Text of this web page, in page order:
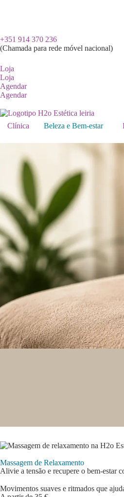
+351 914 370 236
(Chamada para rede móvel nacional)
Loja
Loja
Agendar
Agendar
Clínica Beleza e Bem-estar
Massagem de Relaxamento
Alivie a tensão e recupere o bem-estar
Movimentos suaves e ritmados que